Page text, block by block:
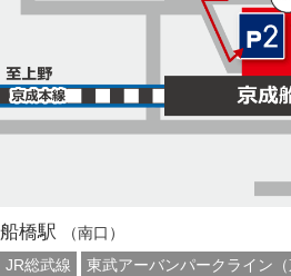
船橋駅
（南口）
JR総武線
東武アーバンパークライン（